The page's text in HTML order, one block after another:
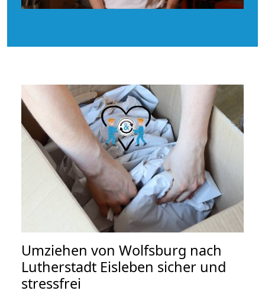
Umziehen von Wolfsburg nach
Lutherstadt Eisleben sicher und
stressfrei